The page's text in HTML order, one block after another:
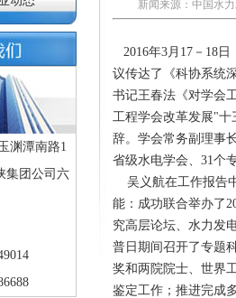
渊潭南路1
集团公司六
新闻来源：中国水
2016年3月17－18
议传达了《科协系统
书记王春法《对学会
工程学会改革发展"十
辞。学会常务副理事
省级水电学会、31个
吴义航在工作报告
能：成功联合举办了
究高层论坛、水力发
普日期间召开了专题
奖和两院院士、世界
鉴定工作；推进完成